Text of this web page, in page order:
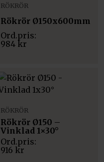
RÖKRÖR
Rökrör Ø150x600mm
984 kr
RÖKRÖR
Rökrör Ø150 –
Vinklad 1×30°
916 kr